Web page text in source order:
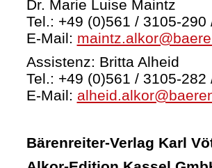
Dr. Marie Luise Maintz
Tel.: +49 (0)561 / 3105-
E-Mail:
Assistenz: Britta Alheid
Tel.: +49 (0)561 / 3105-
E-Mail:
Bärenreiter-Verlag Karl